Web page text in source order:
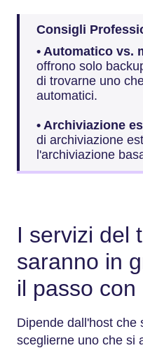
Consigli
• Automatico vs.
offrono solo
di trovarne uno
automatici.
• Archiviazione
di archiviazione
l'archiviazione
I servizi del
saranno in
il passo
Dipende dall'host che
sceglierne uno che si